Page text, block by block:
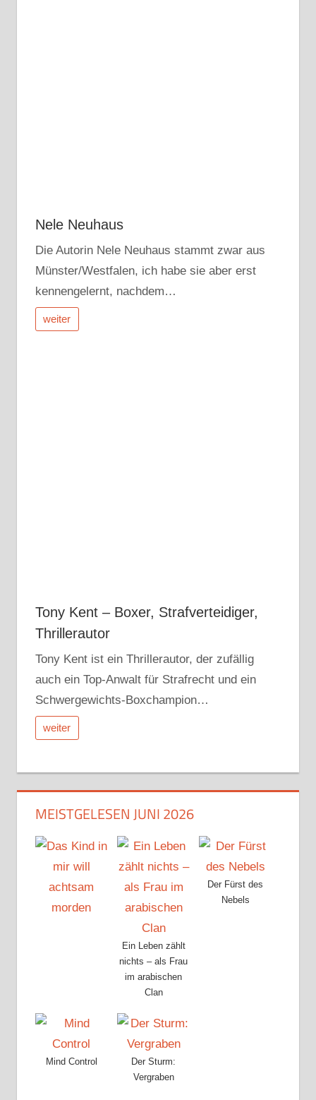
Nele Neuhaus
Die Autorin Nele Neuhaus stammt zwar aus
Münster/Westfalen, ich habe sie aber erst
kennengelernt, nachdem…
weiter
Tony Kent – Boxer, Strafverteidiger,
Thrillerautor
Tony Kent ist ein Thrillerautor, der zufällig
auch ein Top-Anwalt für Strafrecht und ein
Schwergewichts-Boxchampion…
weiter
MEISTGELESEN JUNI 2026
Ein Leben zählt
nichts – als Frau
im arabischen
Clan
Der Fürst des
Nebels
Mind Control
Der Sturm:
Vergraben